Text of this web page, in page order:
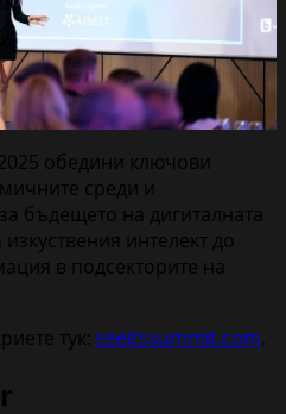
обедини ключови
среди и
бъдещето на дигиталната
интелект до
в подсекторите на
тук: seeitssummit.com.